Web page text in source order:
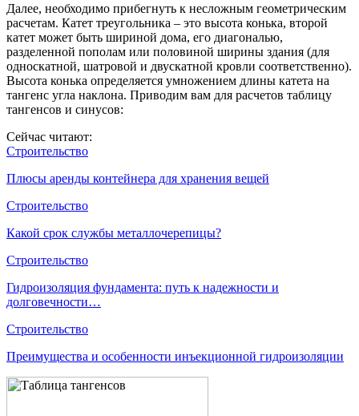
Далее, необходимо прибегнуть к несложным геометрическим
расчетам. Катет треугольника – это высота конька, второй
катет может быть шириной дома, его диагональю,
разделенной пополам или половиной ширины здания (для
односкатной, шатровой и двускатной кровли соответственно).
Высота конька определяется умножением длины катета на
тангенс угла наклона. Приводим вам для расчетов таблицу
тангенсов и синусов:
Сейчас читают:
Строительство
Плюсы аренды контейнера для хранения вещей
Строительство
Какой срок службы металлочерепицы?
Строительство
Гидроизоляция фундамента: путь к надежности и
долговечности…
Строительство
Преимущества и особенности инъекционной гидроизоляции